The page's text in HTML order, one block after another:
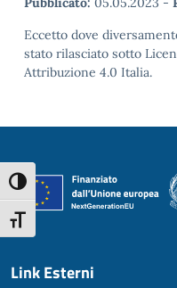
Attiva/disattiva alto contrasto
Attiva/disattiva dimensione
Eccetto dove
stato rilasciato sotto
Attribuzione 4.0 Italia.
Link Esterni